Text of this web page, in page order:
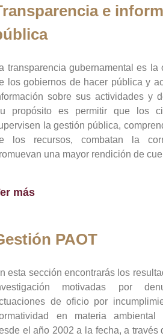
e
transparencia gubernamental es la
los gobiernos de hacer pública y
sobre sus actividades y
propósito es permitir que los
la gestión pública,
los recursos, combatan la
una mayor rendición de
más
PAOT
esta sección encontrarás los
motivadas por
de oficio por
en materia ambiental
el año 2002 a la fecha, a través